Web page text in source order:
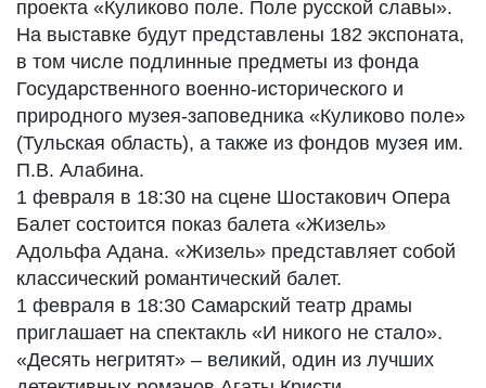
проекта «Куликово поле. Поле русской славы».
На выставке будут представлены 182 экспоната,
в том числе подлинные предметы из фонда
Государственного военно-исторического и
природного музея-заповедника «Куликово поле»
(Тульская область), а также из фондов музея им.
П.В. Алабина.
1 февраля в 18:30 на сцене Шостакович Опера
Балет состоится показ балета «Жизель»
Адольфа Адана. «Жизель» представляет собой
классический романтический балет.
1 февраля в 18:30 Самарский театр драмы
приглашает на спектакль «И никого не стало».
«Десять негритят» – великий, один из лучших